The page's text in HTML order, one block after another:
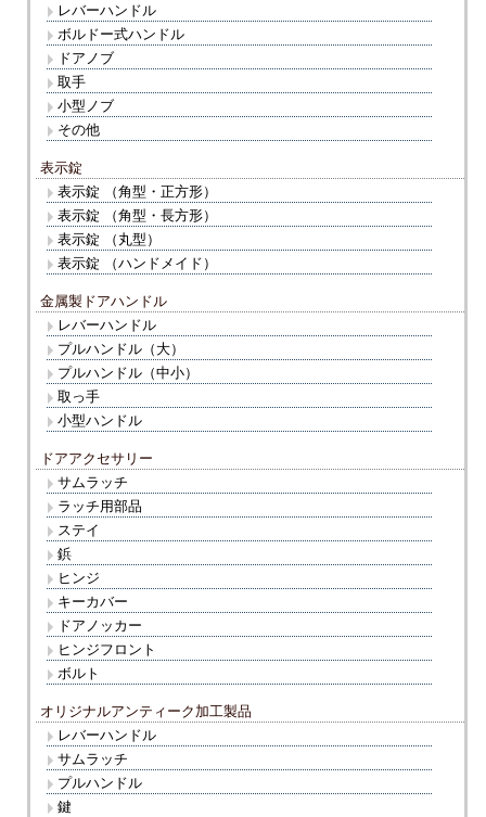
レバーハンドル
ボルドー式ハンドル
ドアノブ
取手
小型ノブ
その他
表示錠
表示錠 （角型・正方形）
表示錠 （角型・長方形）
表示錠 （丸型）
表示錠 （ハンドメイド）
金属製ドアハンドル
レバーハンドル
プルハンドル（大）
プルハンドル（中小）
取っ手
小型ハンドル
ドアアクセサリー
サムラッチ
ラッチ用部品
ステイ
鋲
ヒンジ
キーカバー
ドアノッカー
ヒンジフロント
ボルト
オリジナルアンティーク加工製品
レバーハンドル
サムラッチ
プルハンドル
鍵